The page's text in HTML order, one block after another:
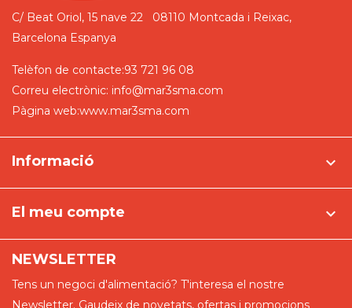
C/ Beat Oriol, 15 nave 22
08110 Montcada i Reixac,
Barcelona Espanya
Telèfon de contacte:93 721 96 08
Correu electrònic: info@mar3sma.com
Pàgina web:www.mar3sma.com
Informació 
El meu compte 
NEWSLETTER
Tens un negoci d'alimentació? T'interesa el nostre
Newsletter. Gaudeix de novetats, ofertas i promocions